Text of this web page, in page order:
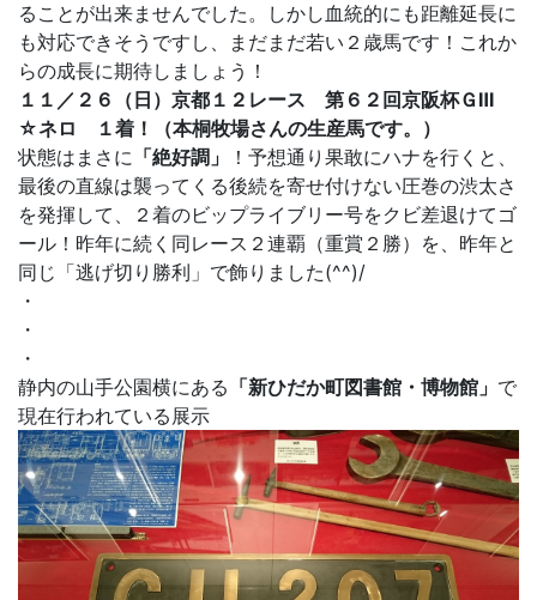
ることが出来ませんでした。しかし血統的にも距離延長に
も対応できそうですし、まだまだ若い２歳馬です！これか
らの成長に期待しましょう！
１１／２６（日）京都１２レース 第６２回京阪杯ＧⅢ
☆ネロ １着！（本桐牧場さんの生産馬です。）
状態はまさに 「絶好調」
！予想通り果敢にハナを行くと、
最後の直線は襲ってくる後続を寄せ付けない圧巻の渋太さ
を発揮して、２着のビップライブリー号をクビ差退けてゴ
ール！昨年に続く同レース２連覇（重賞２勝）を、昨年と
同じ「逃げ切り勝利」で飾りました(^^)/
・
・
・
静内の山手公園横にある 「新ひだか町図書館・博物館」 で
現在行われている展示